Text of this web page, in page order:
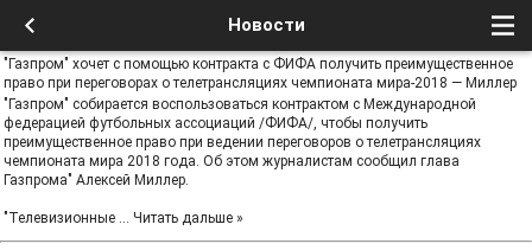
Новости
"Газпром" хочет с помощью контракта с ФИФА получить преимущественное
право при переговорах о телетрансляциях чемпионата мира-2018 — Миллер
"Газпром" собирается воспользоваться контрактом с Международной
федерацией футбольных ассоциаций /ФИФА/, чтобы получить
преимущественное право при ведении переговоров о телетрансляциях
чемпионата мира 2018 года. Об этом журналистам сообщил глава
Газпрома" Алексей Миллер.
"Телевизионные ... Читать дальше »